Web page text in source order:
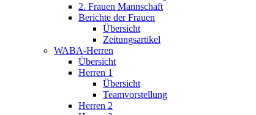
2. Frauen Mannschaft
Berichte der Frauen
Übersicht
Zeitungsartikel
WABA-Herren
Übersicht
Herren 1
Übersicht
Teamvorstellung
Herren 2